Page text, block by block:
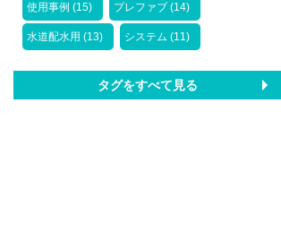
使用事例 (15) プレファブ (14)
水道配水用 (13) システム (11)
タグをすべて見る